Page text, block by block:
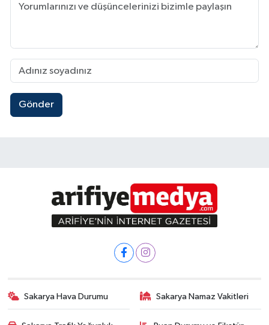
Gönder
Sakarya Hava Durumu Sakarya Namaz Vakitleri